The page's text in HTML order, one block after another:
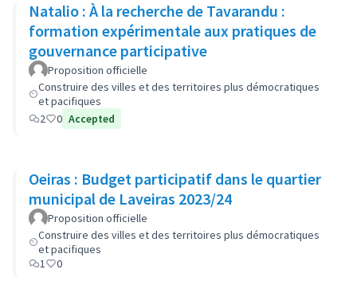
Natalio : À la recherche de Tavarandu :
formation expérimentale aux pratiques de
gouvernance participative
Proposition officielle
Construire des villes et des territoires plus démocratiques
et pacifiques
2
0 Accepted
Oeiras : Budget participatif dans le quartier
municipal de Laveiras 2023/24
Proposition officielle
Construire des villes et des territoires plus démocratiques
et pacifiques
1
0